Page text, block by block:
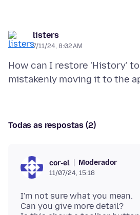
listers
7/11/24, 8:02 AM
How can I restore 'History'
Todas as respostas (2)
cor-el Moderador
11/07/24, 15:18
I'm not sure what you mean.
Can you give more detail?